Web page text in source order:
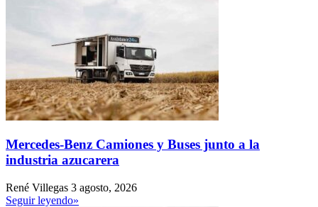
Mercedes-Benz Camiones y Buses junto a la
industria azucarera
René Villegas 3 agosto, 2026
Seguir leyendo»